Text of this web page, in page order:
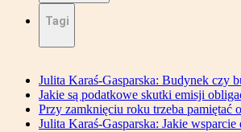
Tagi
Julita Karaś-Gasparska: Budynek czy
Jakie są podatkowe skutki emisji
Przy zamknięciu roku trzeba pamiętać
Julita Karaś-Gasparska: Jakie